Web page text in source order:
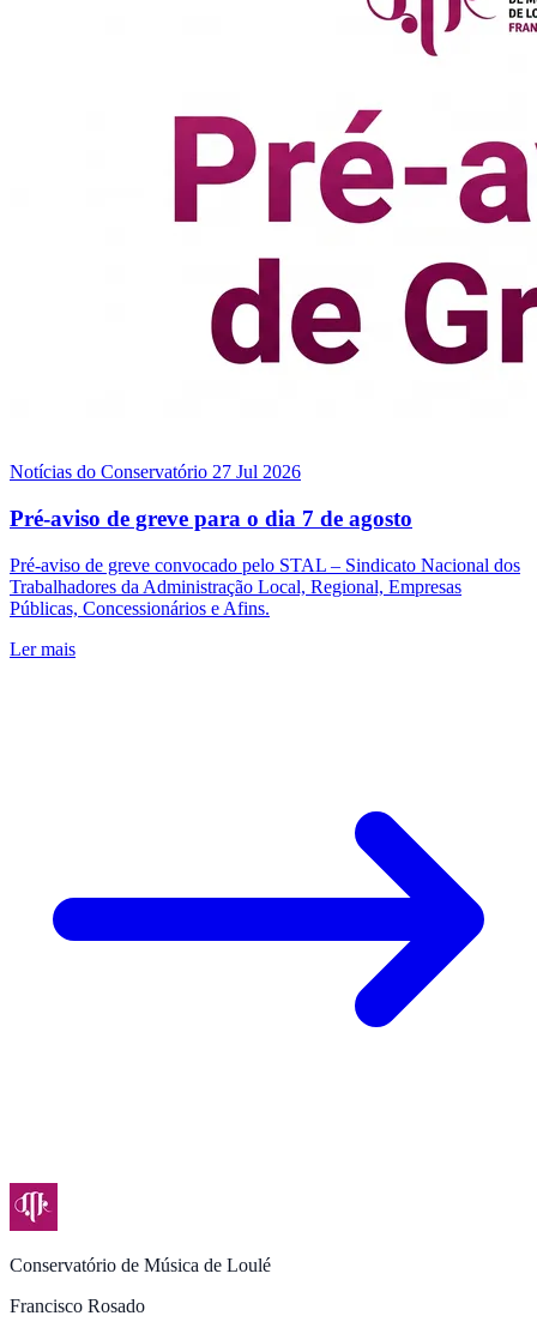
Notícias do Conservatório 27 Jul 2026
Pré-aviso de greve para o dia 7 de agosto
Pré-aviso de greve convocado pelo STAL – Sindicato Nacional dos
Trabalhadores da Administração Local, Regional, Empresas
Públicas, Concessionários e Afins.
Ler mais
Conservatório de Música de Loulé
Francisco Rosado